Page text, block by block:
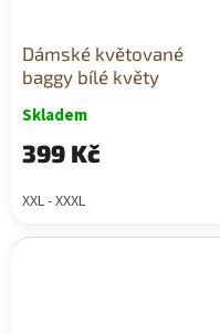
Dámské květované
baggy bílé květy
Skladem
399 Kč
XXL - XXXL